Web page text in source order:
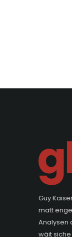
Guy
matt
Analysen
wäit siche